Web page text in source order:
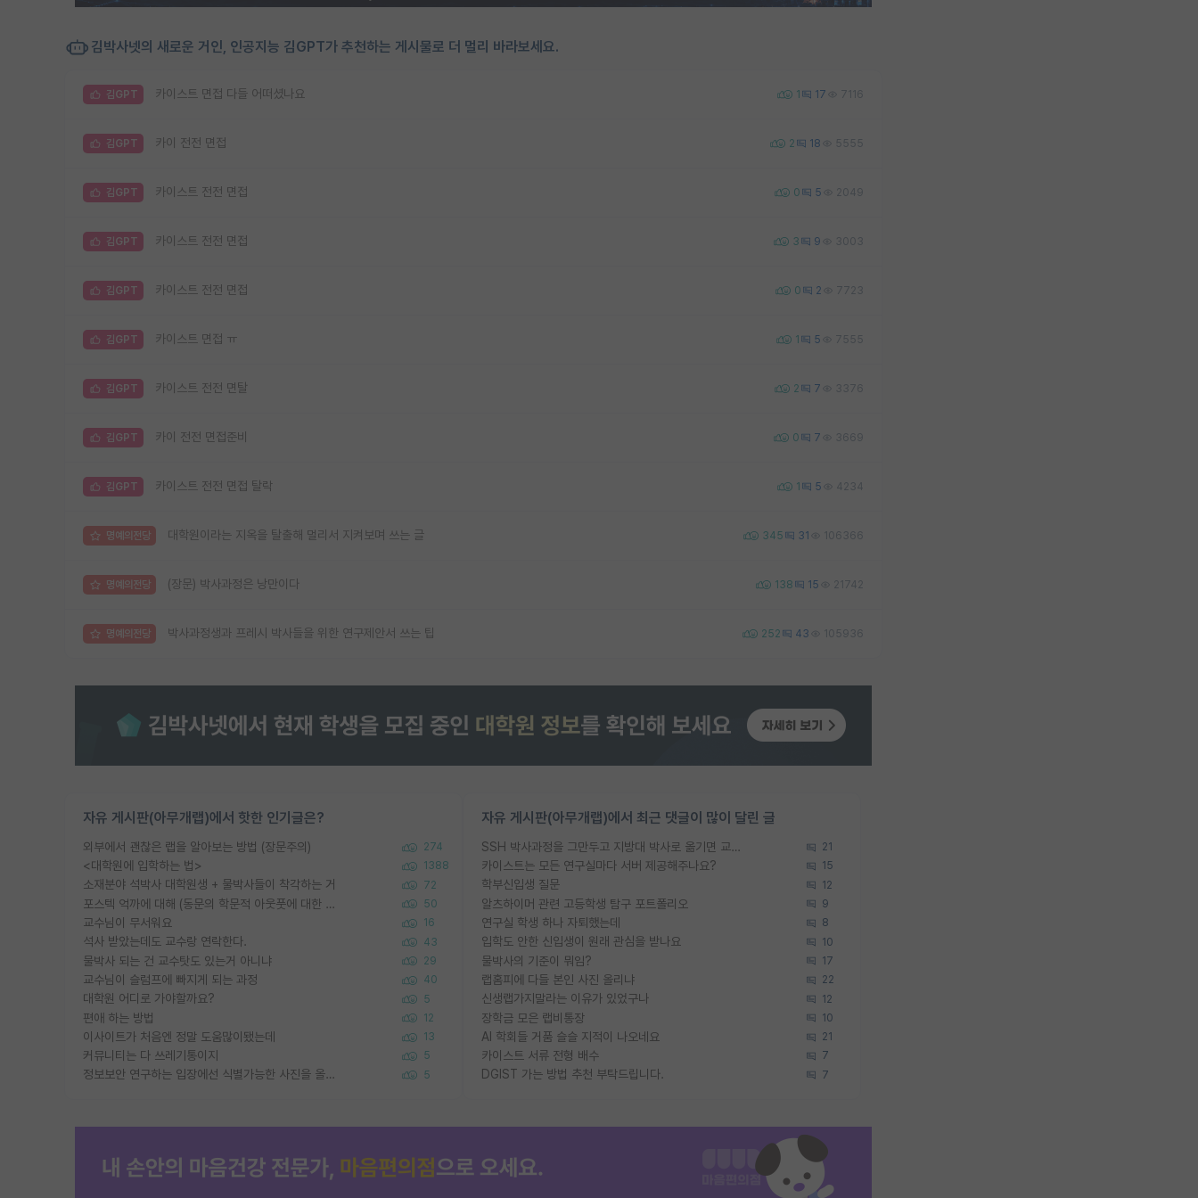
김박사넷의 새로운 거인, 인공지능 김GPT가 추천하는 게시물로 더 멀리 바라보세요.
김GPT 카이스트 면접 다들 어떠셨나요 1 17 7116
김GPT 카이 전전 면접 2 18 5555
김GPT 카이스트 전전 면접 0 5 2049
김GPT 카이스트 전전 면접 3 9 3003
김GPT 카이스트 전전 면접 0 2 7723
김GPT 카이스트 면접 ㅠ 1 5 7555
김GPT 카이스트 전전 면탈 2 7 3376
김GPT 카이 전전 면접준비 0 7 3669
김GPT 카이스트 전전 면접 탈락 1 5 4234
명예의전당 대학원이라는 지옥을 탈출해 멀리서 지켜보며 쓰는 글 345 31 106366
명예의전당 (장문) 박사과정은 낭만이다 138 15 21742
명예의전당 박사과정생과 프레시 박사들을 위한 연구제안서 쓰는 팁 252 43 105936
자유 게시판(아무개랩)에서 핫한 인기글은?
외부에서 괜찮은 랩을 알아보는 방법 (장문주의) 274
<대학원에 입학하는 법> 1388
소재분야 석박사 대학원생 + 물박사들이 착각하는 거 72
포스텍 억까에 대해 (동문의 학문적 아웃풋에 대한 반박) 50
교수님이 무서워요 16
석사 받았는데도 교수랑 연락한다. 43
물박사 되는 건 교수탓도 있는거 아니냐 29
교수님이 슬럼프에 빠지게 되는 과정 40
대학원 어디로 가야할까요? 5
편애 하는 방법 12
이사이트가 처음엔 정말 도움많이됐는데 13
커뮤니티는 다 쓰레기통이지 5
정보보안 연구하는 입장에선 식별가능한 사진을 올리는건 비추이긴함 5
자유 게시판(아무개랩)에서 최근 댓글이 많이 달린 글
SSH 박사과정을 그만두고 지방대 박사로 옮기면 교수의 꿈은 끝일까요? 21
카이스트는 모든 연구실마다 서버 제공해주나요? 15
학부신입생 질문 12
알츠하이머 관련 고등학생 탐구 포트폴리오 9
연구실 학생 하나 자퇴했는데 8
입학도 안한 신입생이 원래 관심을 받나요 10
물박사의 기준이 뭐임? 17
랩홈피에 다들 본인 사진 올리냐 22
신생랩가지말라는 이유가 있었구나 12
장학금 모은 랩비통장 10
AI 학회들 거품 슬슬 지적이 나오네요 21
카이스트 서류 전형 배수 7
DGIST 가는 방법 추천 부탁드립니다. 7